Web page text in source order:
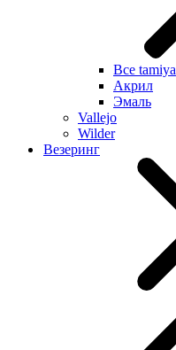
Все tamiya
Акрил
Эмаль
Vallejo
Wilder
Везеринг